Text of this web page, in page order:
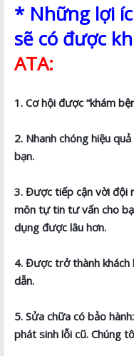
* Những lợi
sẽ có được
ATA:
1. Cơ hội được “khám
2. Nhanh chóng hiệu
bạn.
3. Được tiếp cận vời đội
môn tự tin tư vấn cho
dụng được lâu hơn.
4. Được trở thành khách
dẫn.
5. Sửa chữa có bảo
phát sinh lỗi cũ. Chúng